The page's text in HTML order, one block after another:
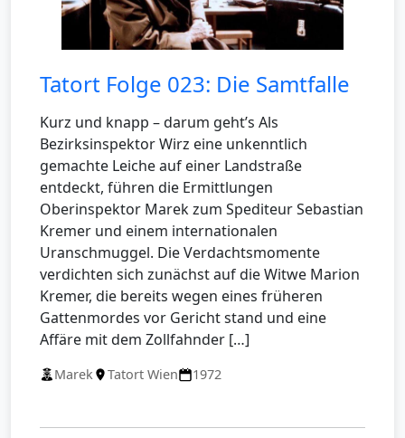
Tatort Folge 023: Die Samtfalle
Kurz und knapp – darum geht’s Als
Bezirksinspektor Wirz eine unkenntlich
gemachte Leiche auf einer Landstraße
entdeckt, führen die Ermittlungen
Oberinspektor Marek zum Spediteur Sebastian
Kremer und einem internationalen
Uranschmuggel. Die Verdachtsmomente
verdichten sich zunächst auf die Witwe Marion
Kremer, die bereits wegen eines früheren
Gattenmordes vor Gericht stand und eine
Affäre mit dem Zollfahnder […]
Marek Tatort Wien 1972